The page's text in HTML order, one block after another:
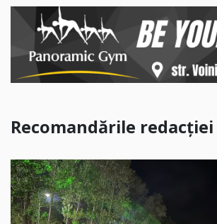
Recomandările redacției